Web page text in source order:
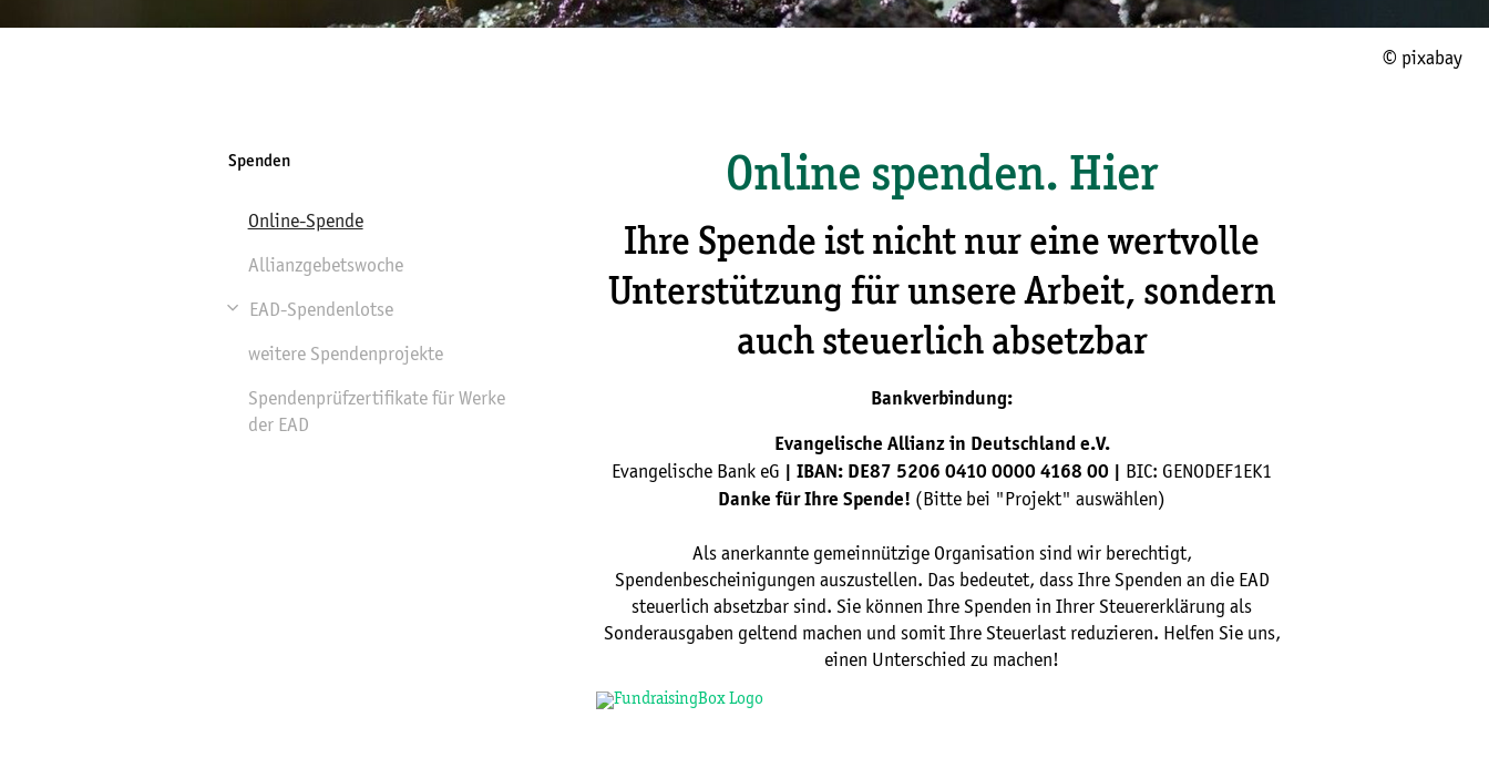
© pixabay
Spenden
Online-Spende
Allianzgebetswoche
EAD-Spendenlotse
Mein Spendenprojekt finden
Stiftung
weitere Spendenprojekte
Spendenprüfzertifikate für Werke
der EAD
Online spenden. Hier
Ihre Spende ist nicht nur eine wertvolle
Unterstützung für unsere Arbeit, sondern
auch steuerlich absetzbar
Bankverbindung:
Evangelische Allianz in Deutschland e.V.
Evangelische Bank eG | IBAN: DE87 5206 0410 0000 4168 00 | BIC: GENODEF1EK1
Danke für Ihre Spende! (Bitte bei "Projekt" auswählen)
Als anerkannte gemeinnützige Organisation sind wir berechtigt,
Spendenbescheinigungen auszustellen. Das bedeutet, dass Ihre Spenden an die EAD
steuerlich absetzbar sind. Sie können Ihre Spenden in Ihrer Steuererklärung als
Sonderausgaben geltend machen und somit Ihre Steuerlast reduzieren. Helfen Sie uns,
einen Unterschied zu machen!